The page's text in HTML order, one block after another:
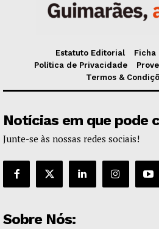
Estatuto Editorial
Ficha
Política de Privacidade
Termos &
Notícias em que pode
Junte-se às nossas redes sociais!
Sobre Nós: